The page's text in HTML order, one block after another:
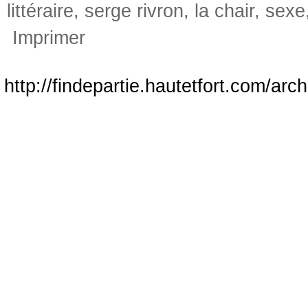
littéraire, serge rivron, la chair, sexe
Imprimer
http://findepartie.hautetfort.com/